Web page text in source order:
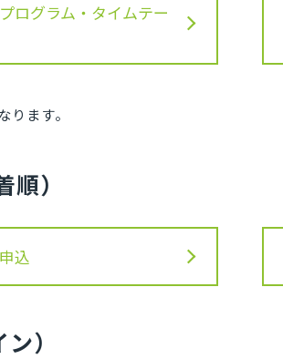
ログラム・タイムテー
ます。
）
込
）